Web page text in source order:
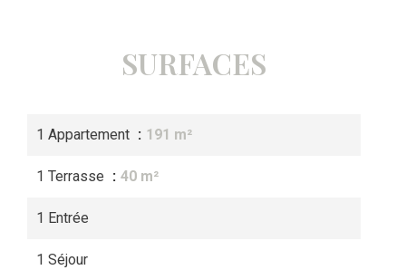
SURFACES
1 Appartement 191 m²
1 Terrasse 40 m²
1 Entrée
1 Séjour